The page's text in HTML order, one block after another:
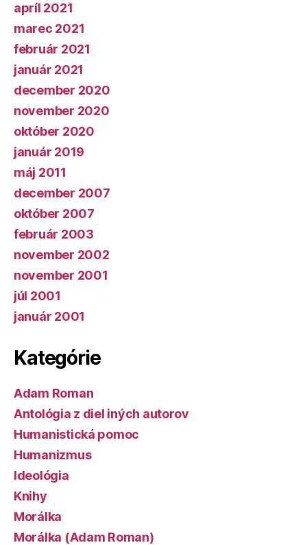
apríl 2021
marec 2021
február 2021
január 2021
december 2020
november 2020
október 2020
január 2019
máj 2011
december 2007
október 2007
február 2003
november 2002
november 2001
júl 2001
január 2001
Kategórie
Adam Roman
Antológia z diel iných autorov
Humanistická pomoc
Humanizmus
Ideológia
Knihy
Morálka
Morálka (Adam Roman)